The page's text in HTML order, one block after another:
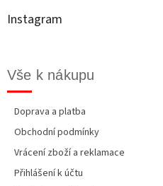
Instagram
Vše k nákupu
Doprava a platba
Obchodní podmínky
Vrácení zboží a reklamace
Přihlášení k účtu